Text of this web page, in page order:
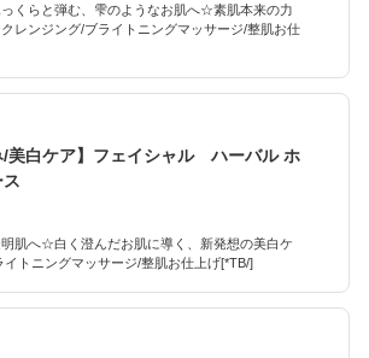
くらと弾む、雫のようなお肌へ☆素肌本来の力
レンジング/ブライトニングマッサージ/整肌お仕
/美白ケア】フェイシャル ハーバル ホ
肌へ☆白く澄んだお肌に導く、新発想の美白ケ
トニングマッサージ/整肌お仕上げ[*TB/]